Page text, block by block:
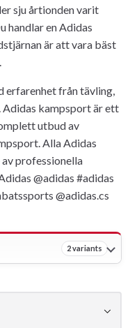
sju årtionden varit
handlar en Adidas
är att vara bäst
erfarenhet från tävling,
Adidas kampsport är ett
utbud av
Alla Adidas
professionella
@adidas #adidas
@adidas.cs
2 variants